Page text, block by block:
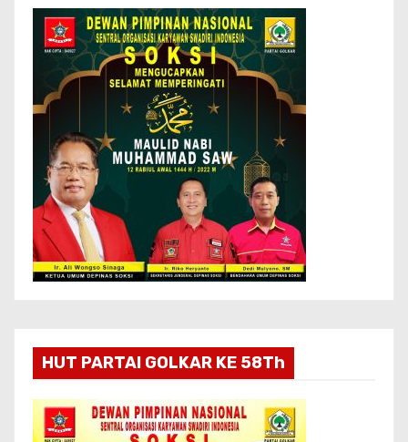
HUT PARTAI GOLKAR KE 58Th